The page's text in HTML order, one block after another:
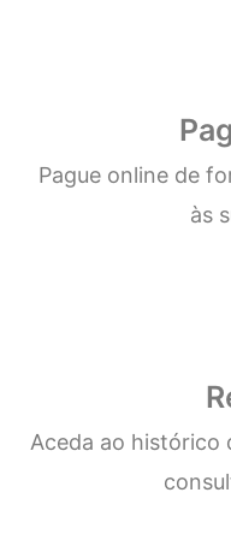
Pague online de
às
Aceda ao histórico